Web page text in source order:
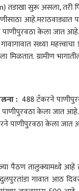
तडाखा सुरू असला, तरी
पाणीपुरवठा केला जात आहे.
सध्या
मिळतात. ग्रामीण
: 488 टँकरने
केला जात आहे.
पाणीपुरवठा केला जात
पैठण तालुक्यामध्ये आहे
गावात आठ